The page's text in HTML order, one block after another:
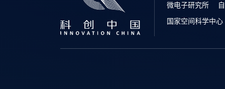
微电子研究所
国家空间科学中心